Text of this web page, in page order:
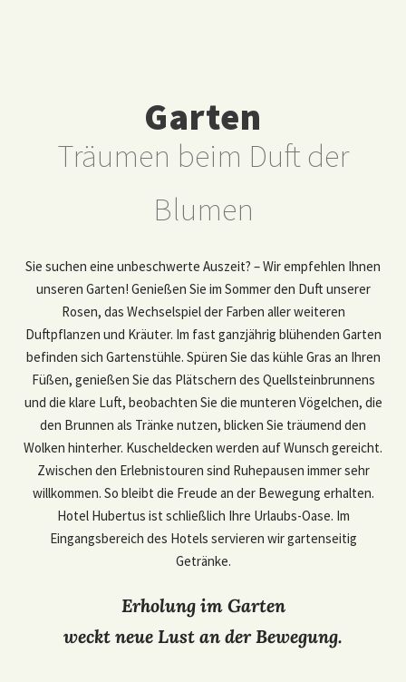
Garten
Träumen beim Duft der
Blumen
Sie suchen eine unbeschwerte Auszeit? – Wir empfehlen Ihnen
unseren Garten! Genießen Sie im Sommer den Duft unserer
Rosen, das Wechselspiel der Farben aller weiteren
Duftpflanzen und Kräuter. Im fast ganzjährig blühenden Garten
befinden sich Gartenstühle. Spüren Sie das kühle Gras an Ihren
Füßen, genießen Sie das Plätschern des Quellsteinbrunnens
und die klare Luft, beobachten Sie die munteren Vögelchen, die
den Brunnen als Tränke nutzen, blicken Sie träumend den
Wolken hinterher. Kuscheldecken werden auf Wunsch gereicht.
Zwischen den Erlebnistouren sind Ruhepausen immer sehr
willkommen. So bleibt die Freude an der Bewegung erhalten.
Hotel Hubertus ist schließlich Ihre Urlaubs-Oase. Im
Eingangsbereich des Hotels servieren wir gartenseitig
Getränke.
Erholung im Garten
weckt neue Lust an der Bewegung.